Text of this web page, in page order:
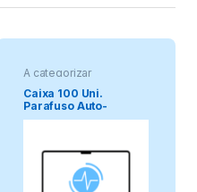
A categorizar
Caixa 100 Uni.
Parafuso Auto-
Roscante 5,5x60mm